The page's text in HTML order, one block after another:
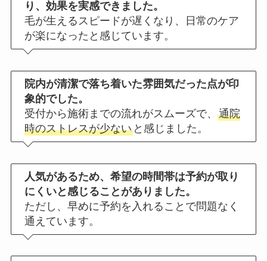
り、効果を実感できました。
毛が生えるスピードが遅くなり、日常のケア
が楽になったと感じています。
院内が清潔で落ち着いた雰囲気だった点が印
象的でした。
受付から施術までの流れがスムーズで、通院
時のストレスが少ない と感じました。
人気があるため、希望の時間帯は予約が取り
にくいと感じることがありました。
ただし、早めに予約を入れることで問題なく
通えています。